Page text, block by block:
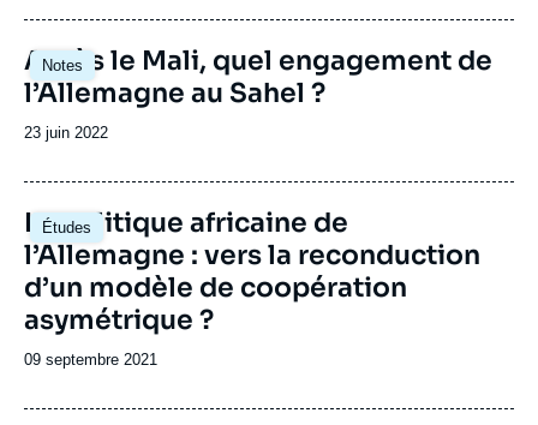
publication
Notes
Image
principale
Après le Mali, quel engagement de
l’Allemagne au Sahel ?
Date
publication
23 juin 2022
Études
Image
principale
La politique africaine de
l’Allemagne : vers la reconduction
d’un modèle de coopération
asymétrique ?
Date
publication
09 septembre 2021